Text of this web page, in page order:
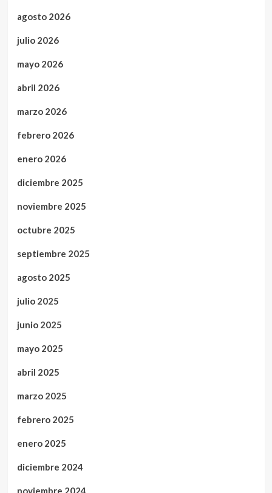
agosto 2026
julio 2026
mayo 2026
abril 2026
marzo 2026
febrero 2026
enero 2026
diciembre 2025
noviembre 2025
octubre 2025
septiembre 2025
agosto 2025
julio 2025
junio 2025
mayo 2025
abril 2025
marzo 2025
febrero 2025
enero 2025
diciembre 2024
noviembre 2024